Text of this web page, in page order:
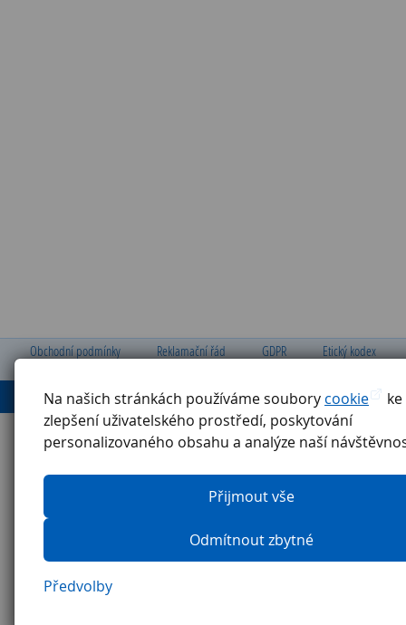
Na našich stránkách používáme soubory cookie
ke
zlepšení uživatelského prostředí, poskytování
personalizovaného obsahu a analýze naší
Přijmout vše
Odmítnout zbytné
Předvolby
Obchodní podmínky Reklamační řád GDPR
Etický kodex